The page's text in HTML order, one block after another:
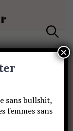
e
a
sans bullshit,
femmes sans
×